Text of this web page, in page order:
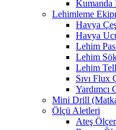
Kumanda
Lehimleme
Havya
Havya
Lehim
Lehim
Lehim
Sıvı Flux
Yardımcı
Mini Drill
Ölçü Aletleri
Ateş Ölçer